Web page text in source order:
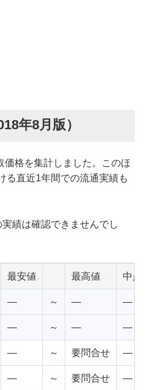
年8月版）
価格を集計しました。このほ
る直近1年間での流通実績も
績は確認できませんでし
最安値 最高値 中点値
— ～ — —
— ～ — —
— ～ 要問合せ —
— ～ 要問合せ —